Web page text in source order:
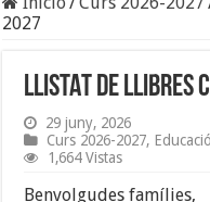
2027
LLISTAT DE
29 juny, 2026
Curs 2026-2027,
1,664 Vistas
Benvolgudes famílies,